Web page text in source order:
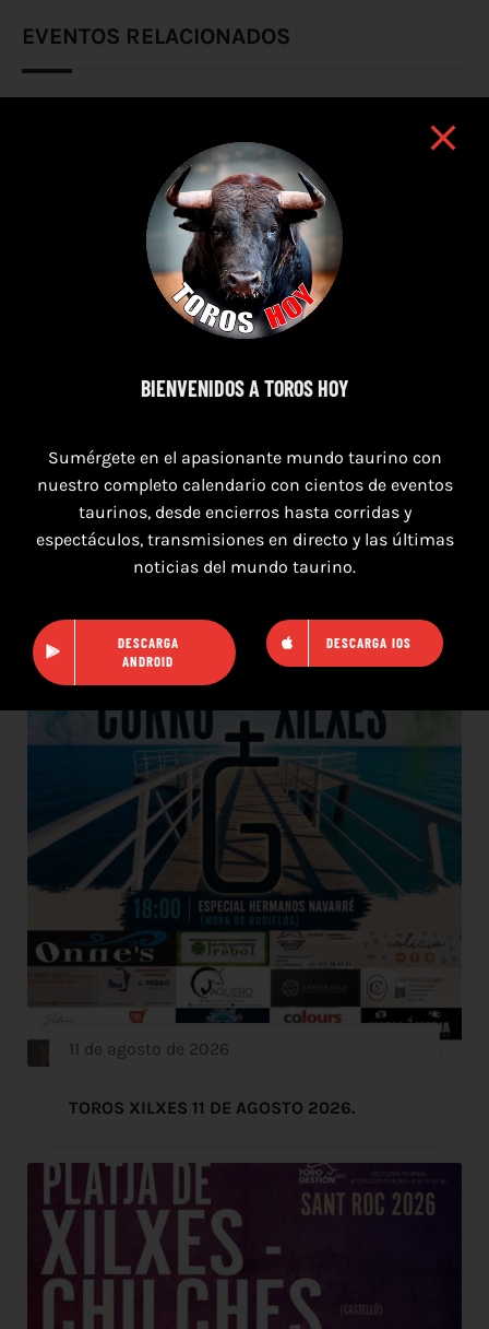
EVENTOS RELACIONADOS
11 de agosto de 2026
TOROS XILXES 11 AGOSTO 2026
11 de agosto de 2026
TOROS XILXES 11 DE AGOSTO 2026.
BIENVENIDOS A TOROS HOY
Sumérgete en el apasionante mundo taurino con
nuestro completo calendario con cientos de eventos
taurinos, desde encierros hasta corridas y
espectáculos, transmisiones en directo y las últimas
noticias del mundo taurino.
DESCARGA
ANDROID
DESCARGA IOS